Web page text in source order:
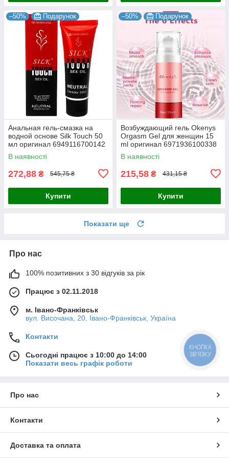
–50% Подарунок
Анальная гель-смазка на
водной основе Silk Touch 50
мл оригинал 6949116700142
В наявності
272,88 ₴ 545,75 ₴
Купити
–50% Подарунок
Возбуждающий гель Okenys
Orgasm Gel для женщин 15
ml оригинал 6971936100338
В наявності
215,58 ₴ 431,15 ₴
Купити
Показати ще
Про нас
100% позитивних з 30 відгуків за рік
Працює з 02.11.2018
м. Івано-Франківськ
вул. Височана, 20, Івано-Франківськ, Україна
Контакти
Сьогодні працює з 10:00 до 14:00
Показати весь графік роботи
Про нас
Контакти
Доставка та оплата
КНОПКА
ЗВ'ЯЗКУ